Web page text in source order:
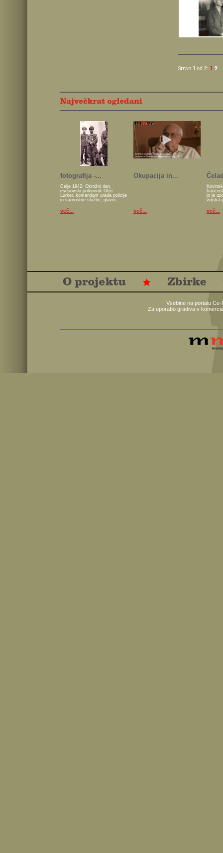
Stran 1 od 2: 1 2
fotografija -...
Celje 1942; Okrožni dan,
esesovski polkovnik Otto
Lurker, komandant urada policije
in varnostne službe, glavni...
več...
Okupacija in...
več...
jo je
vojska
več...
Vsebine na portalu
Za uporabo gradiva v